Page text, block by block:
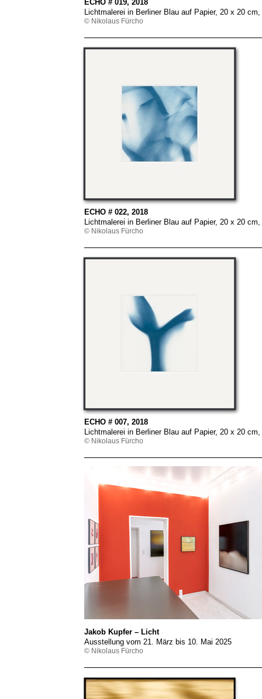
ECHO # 019, 2018
Lichtmalerei in Berliner Blau auf Papier, 20 x 20
© Nikolaus Fürcho
ECHO # 022, 2018
Lichtmalerei in Berliner Blau auf Papier, 20 x 20
© Nikolaus Fürcho
ECHO # 007, 2018
Lichtmalerei in Berliner Blau auf Papier, 20 x 20
© Nikolaus Fürcho
Jakob Kupfer – Licht
Ausstellung vom 21. März bis 10. Mai 2025
© Nikolaus Fürcho